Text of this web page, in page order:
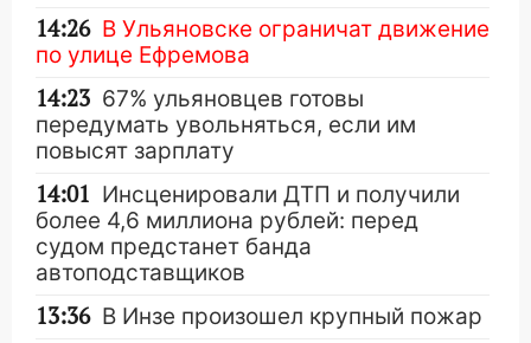
14:26 В Ульяновске ограничат движение
по улице Ефремова
14:23 67% ульяновцев готовы
передумать увольняться, если им
повысят зарплату
14:01 Инсценировали ДТП и получили
более 4,6 миллиона рублей: перед
судом предстанет банда
автоподставщиков
13:36 В Инзе произошел крупный пожар